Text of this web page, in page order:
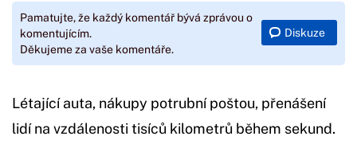
Pamatujte, že každý komentář bývá zprávou o
komentujícím.
Děkujeme za vaše komentáře.
Diskuze
Létající auta, nákupy potrubní poštou, přenášení
lidí na vzdálenosti tisíců kilometrů během sekund.